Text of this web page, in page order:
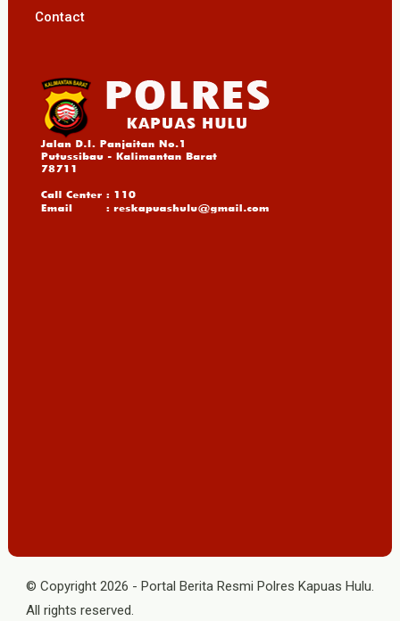
Contact
© Copyright 2026 - Portal Berita Resmi Polres Kapuas Hulu.
All rights reserved.